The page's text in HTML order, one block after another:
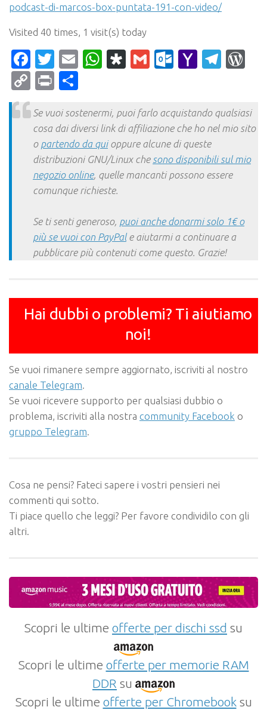
podcast-di-marcos-box-puntata-191-con-video/
Visited 40 times, 1 visit(s) today
Facebook
Twitter
EmailWhatsApp
Diaspora
Gmail Yahoo
CopyPrint
Se vuoi sostenermi, puoi farlo acquistando qualsiasi
cosa dai diversi link di affiliazione che ho nel mio sito
o partendo da quioppure alcune di queste
distribuzioni GNU/Linux che sono disponibili sul mio
negozio online, quelle mancanti possono essere
comunque richieste.
Se ti senti generoso, puoi anche donarmi solo 1€ o
più se vuoi con PayPale aiutarmi a continuare a
pubblicare più contenuti come questo. Grazie!
Hai dubbi o problemi? Ti aiutiamo
noi!
Se vuoi rimanere sempre aggiornato, iscriviti al nostro
canale Telegram.
Se vuoi ricevere supporto per qualsiasi dubbio o
problema, iscriviti alla nostra community Facebook o
gruppo Telegram.
Cosa ne pensi? Fateci sapere i vostri pensieri nei
commenti qui sotto.
Ti piace quello che leggi? Per favore condividilo con gli
altri.
Scopri le ultime offerte per dischi ssd su
Scopri le ultime offerte per memorie RAM
DDR su
Scopri le ultime offerte per Chromebooksu